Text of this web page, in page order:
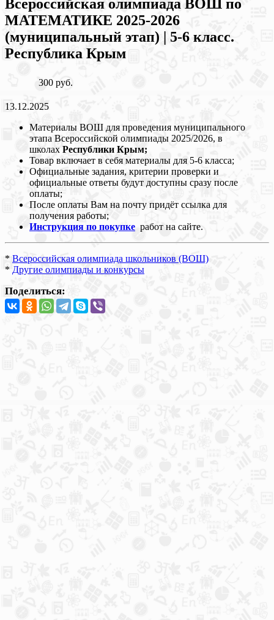
Всероссийская олимпиада ВОШ по
МАТЕМАТИКЕ 2025-2026
(муниципальный этап) | 5-6 класс.
Республика Крым
300 руб.
13.12.2025
Материалы ВОШ для проведения муниципального
этапа Всероссийской олимпиады 2025/2026, в
школах Республики Крым;
Товар включает в себя материалы для 5-6 класса;
Официальные задания, критерии проверки и
официальные ответы будут доступны сразу после
оплаты;
После оплаты Вам на почту придёт ссылка для
получения работы;
Инструкция по покупке работ на сайте.
* Всероссийская олимпиада школьников (ВОШ)
* Другие олимпиады и конкурсы
Поделиться: